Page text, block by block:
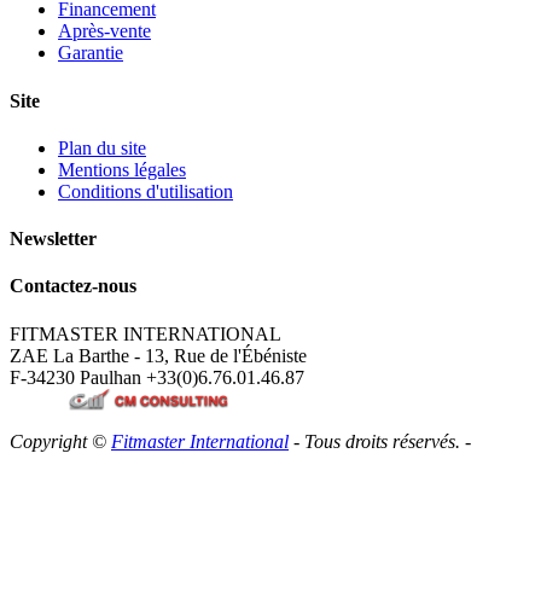
Financement
Après-vente
Garantie
Site
Plan du site
Mentions légales
Conditions d'utilisation
Newsletter
Contactez-nous
FITMASTER INTERNATIONAL
ZAE La Barthe - 13, Rue de l'Ébéniste
F-34230 Paulhan +33(0)6.76.01.46.87
Copyright © Fitmaster International - Tous droits réservés. -